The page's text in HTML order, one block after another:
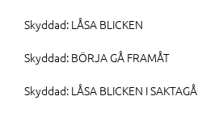
Skyddad: LÅSA BLICKEN
Skyddad: BÖRJA GÅ FRAMÅT
Skyddad: LÅSA BLICKEN I